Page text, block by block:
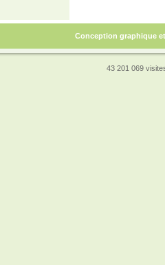
Conception graphique
43 201 069